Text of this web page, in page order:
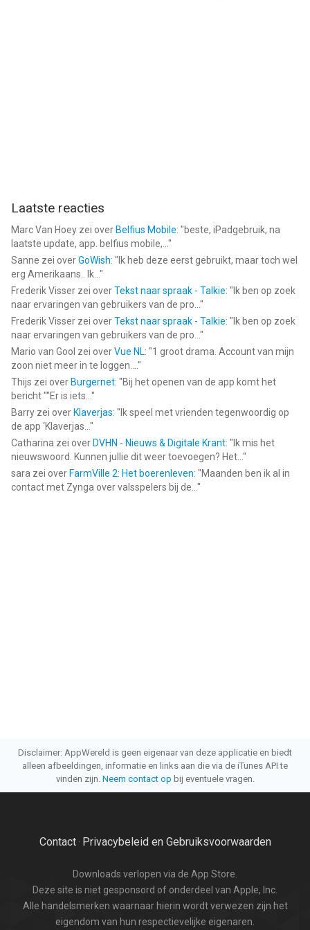
Laatste reacties
Marc Van Hoey zei over Belfius Mobile: "beste, iPadgebruik, na
laatste update, app. belfius mobile,... "
Sanne zei overGoWish: " Ik heb deze eerst gebruikt, maar toch wel
erg Amerikaans.. Ik... "
Frederik Visser zei overTekst naar spraak - Talkie: " Ik ben op zoek
naar ervaringen van gebruikers van de pro... "
Frederik Visser zei overTekst naar spraak - Talkie: " Ik ben op zoek
naar ervaringen van gebruikers van de pro... "
Mario van Gool zei overVue NL: "1 groot drama. Account van mijn
zoon niet meer in te loggen.... "
Thijs zei over Burgernet: "Bij het openen van de app komt het
bericht ""Er is iets... "
Barry zei over Klaverjas: " Ik speel met vrienden tegenwoordig op
de app ‘Klaverjas... "
Catharina zei over DVHN - Nieuws & Digitale Krant: " Ik mis het
nieuwswoord. Kunnen jullie dit weer toevoegen? Het... "
sara zei over FarmVille 2: Het boerenleven: "Maanden ben ik al in
contact met Zynga over valsspelers bij de... "
Disclaimer: AppWereld is geen eigenaar van deze applicatie en biedt
alleen afbeeldingen, informatie en links aan die via de iTunes API te
vinden zijn. Neem contact op bij eventuele vragen.
Contact· Privacybeleid en Gebruiksvoorwaarden
Downloads verlopen via de App Store.
Deze site is niet gesponsord of onderdeel van Apple, Inc.
Alle handelsmerken waarnaar hierin wordt verwezen zijn het
eigendom van hun respectievelijke eigenaren.